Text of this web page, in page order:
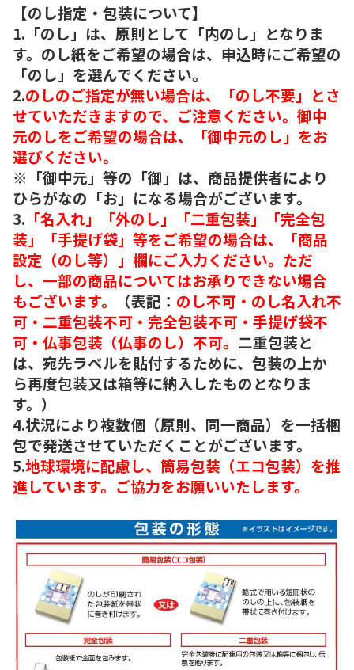
【のし指定・包装について】
1.「のし」は、原則として「内のし」となりま
す。のし紙をご希望の場合は、申込時にご希望の
「のし」を選んでください。
2.のしのご指定が無い場合は、「のし不要」とさ
せていただきますので、ご注意ください。御中
元のしをご希望の場合は、「御中元のし」をお
選びください。
※「御中元」等の「御」は、商品提供者により
ひらがなの「お」になる場合がございます。
3. 「名入れ」「外のし」「二重包装」「完全包
装」「手提げ袋」等をご希望の場合は、「商品
設定（のし等）」欄にご入力ください。ただ
し、一部の商品についてはお承りできない場合
もございます。
（表記： のし不可・のし名入れ不
可・二重包装不可・完全包装不可・手提げ袋不
可・仏事包装（仏事のし）不可。 二重包装と
は、宛先ラベルを貼付するために、包装の上か
ら再度包装又は箱等に納入したものとなりま
す。）
4.状況により複数個（原則、同一商品）を一括梱
包で発送させていただくことがございます。
5.地球環境に配慮し、簡易包装（エコ包装）を推
進しています。ご協力をお願いいたします。